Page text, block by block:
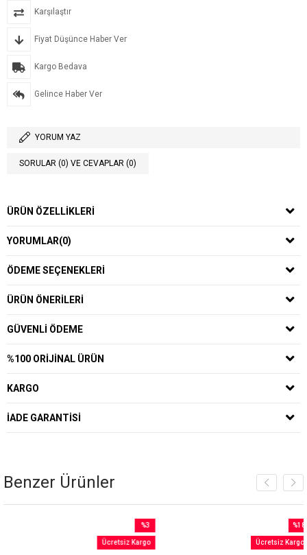
Karşılaştır
Fiyat Düşünce Haber Ver
Kargo Bedava
Gelince Haber Ver
YORUM YAZ
SORULAR (0) VE CEVAPLAR (0)
ÜRÜN ÖZELLIKLERI
YORUMLAR(0)
ÖDEME SEÇENEKLERI
ÜRÜN ÖNERILERI
GÜVENLI ÖDEME
%100 ORIJINAL ÜRÜN
KARGO
İADE GARANTISI
Benzer Ürünler
%3
İndirim
Ücretsiz Kargo
%18
İndirim
Ücretsiz Kargo